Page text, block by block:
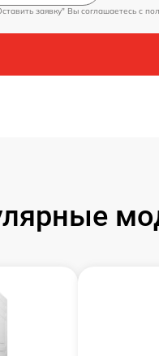
заявку" Вы соглашаетесь c